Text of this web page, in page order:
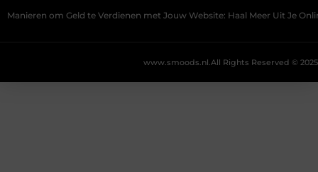
Manieren om Geld te Verdienen met Jouw Website: Haal Meer Uit Je
All Rights Reserved © 2025
www.smoods.nl.